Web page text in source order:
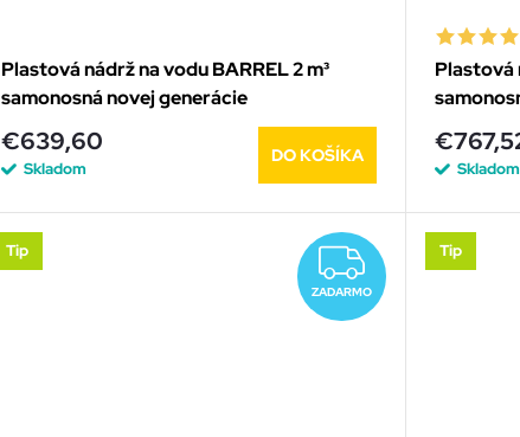
Plastová nádrž na vodu BARREL 2 m³
samonosná novej generácie
€639,60
Skladom
DO KOŠÍKA
Plastová
Skladom
Tip ZADARMO
ZADARMO
Tip